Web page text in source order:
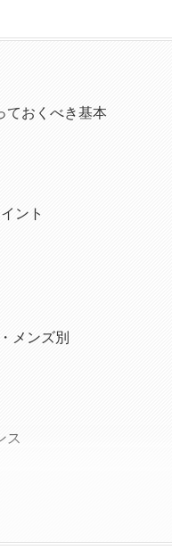
ておくべき基本
ント
メンズ別
ス